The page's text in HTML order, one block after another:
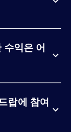
익은 어
랍에 참여